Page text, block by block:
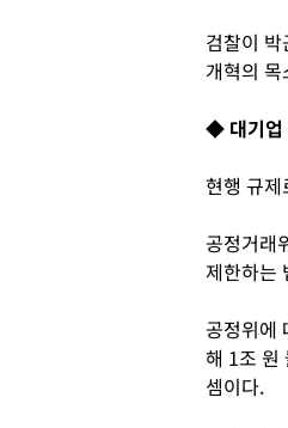
검찰이
개혁의
◆ 대기업
현행 규
공정거래
제한하는
공정위에
해 1조 원
셈이다.